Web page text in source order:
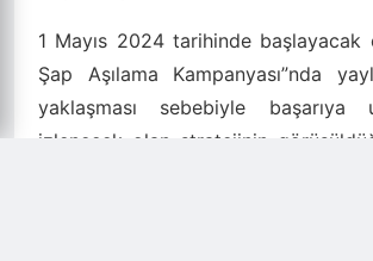
1 Mayıs 2024 tarihinde başlayacak
Şap Aşılama Kampanyası”nda
yaklaşması sebebiyle başarıya
izlenecek olan stratejinin